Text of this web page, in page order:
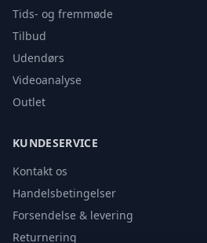
Tids- og fremmøde
Tilbud
Udendørs
Videoanalyse
Outlet
KUNDESERVICE
Kontakt os
Handelsbetingelser
Forsendelse & levering
Returnering